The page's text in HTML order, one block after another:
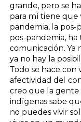
grande, pero se
para mí tiene que
pandemia, la pos-
pos-pandemia,
comunicación. Ya
ya no hay la
Todo se hace con
afectividad del
creo que la
indígenas sabe
no puedes vivir